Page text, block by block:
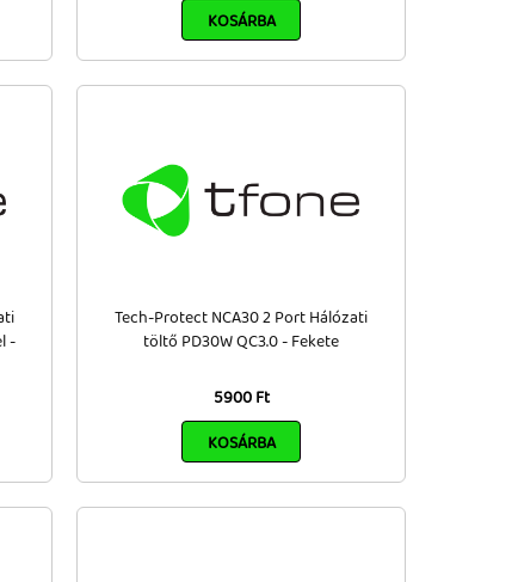
KOSÁRBA
-
Tech-Protect NCA30 2 Port Hálózati
töltő PD30W QC3.0 - Fekete
5900 Ft
KOSÁRBA